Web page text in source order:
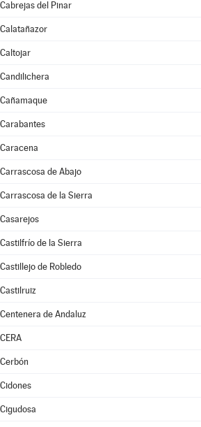
Cabrejas del Pinar
Calatañazor
Caltojar
Candilichera
Cañamaque
Carabantes
Caracena
Carrascosa de Abajo
Carrascosa de la Sierra
Casarejos
Castilfrío de la Sierra
Castillejo de Robledo
Castilruiz
Centenera de Andaluz
CERA
Cerbón
Cidones
Cigudosa